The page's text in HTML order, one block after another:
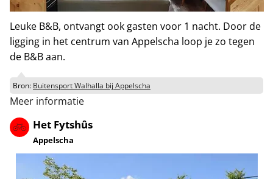
Leuke B&B, ontvangt ook gasten voor 1 nacht. Door de
ligging in het centrum van Appelscha loop je zo tegen
de B&B aan.
Bron: Buitensport Walhalla bij Appelscha
Meer informatie
Het Fytshûs
Appelscha